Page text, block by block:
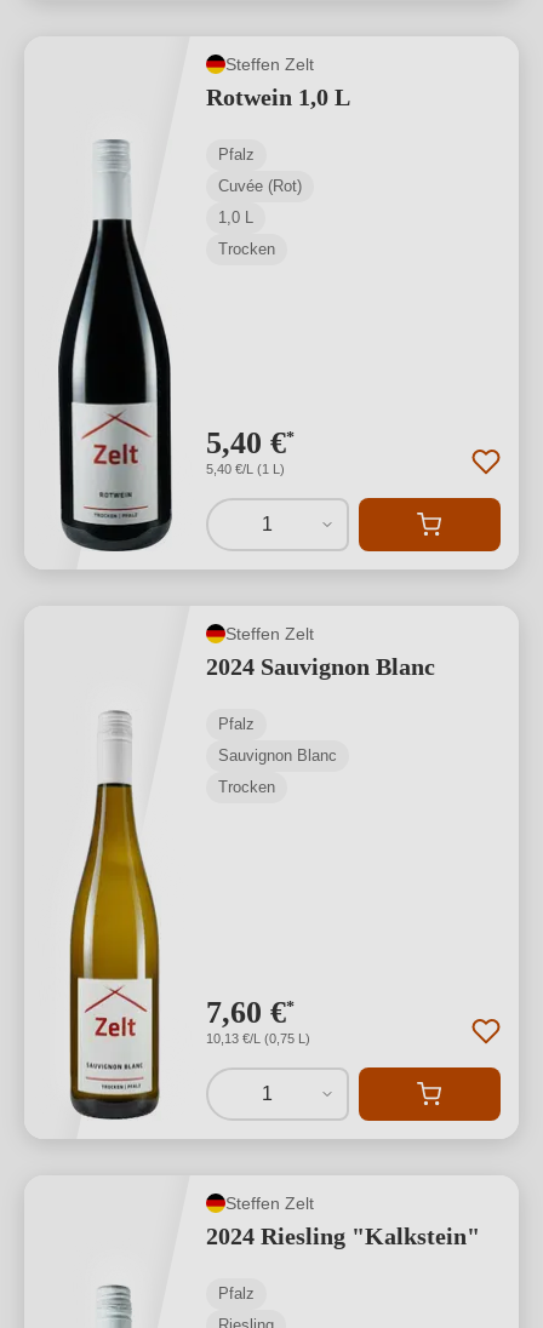
Steffen Zelt
Rotwein 1,0 L
Pfalz
Cuvée (Rot)
1,0 L
Trocken
5,40 €*
5,40 €/L (1 L)
1
Steffen Zelt
2024 Sauvignon Blanc
Pfalz
Sauvignon Blanc
Trocken
7,60 €*
10,13 €/L (0,75 L)
1
Steffen Zelt
2024 Riesling "Kalkstein"
Pfalz